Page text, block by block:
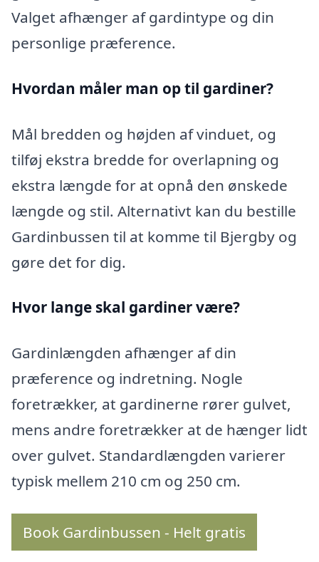
Valget afhænger af gardintype og din
personlige præference.
Hvordan måler man op til gardiner?
Mål bredden og højden af vinduet, og
tilføj ekstra bredde for overlapning og
ekstra længde for at opnå den ønskede
længde og stil. Alternativt kan du bestille
Gardinbussen til at komme til Bjergby og
gøre det for dig.
Hvor lange skal gardiner være?
Gardinlængden afhænger af din
præference og indretning. Nogle
foretrækker, at gardinerne rører gulvet,
mens andre foretrækker at de hænger lidt
over gulvet. Standardlængden varierer
typisk mellem 210 cm og 250 cm.
Book Gardinbussen - Helt gratis